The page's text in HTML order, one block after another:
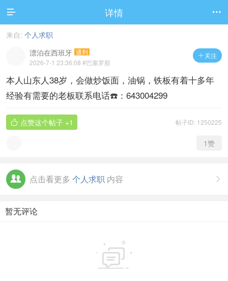
 详情 
来自: 个人求职
 关注
漂泊在西班牙 通判
2026-7-1 23:36:08 #巴塞罗那
本人山东人38岁，会做炒饭面，油锅，铁板有着十多年
经验有需要的老板联系电话☎️：643004299
帖子ID: 1250225
 点赞这个帖子 +1
1赞

点击看更多 个人求职 内容
暂无评论
